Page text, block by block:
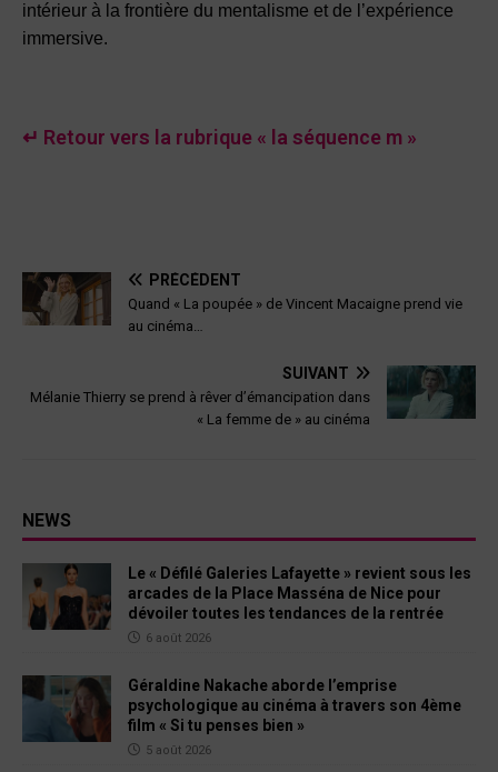
intérieur à la frontière du mentalisme et de l’expérience
immersive.
↵ Retour vers la rubrique « la séquence m »
PRÉCÉDENT
Quand « La poupée » de Vincent Macaigne prend vie
au cinéma…
SUIVANT
Mélanie Thierry se prend à rêver d’émancipation dans
« La femme de » au cinéma
NEWS
Le « Défilé Galeries Lafayette » revient sous les
arcades de la Place Masséna de Nice pour
dévoiler toutes les tendances de la rentrée
6 août 2026
Géraldine Nakache aborde l’emprise
psychologique au cinéma à travers son 4ème
film « Si tu penses bien »
5 août 2026